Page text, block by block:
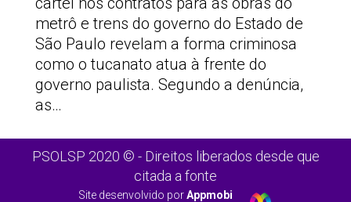
metrô e trens do governo do Estado de
São Paulo revelam a forma criminosa
como o tucanato atua à frente do
governo paulista. Segundo a denúncia,
as…
PSOLSP 2020 © - Direitos liberados desde que
citada a fonte
Site desenvolvido porAppmobi